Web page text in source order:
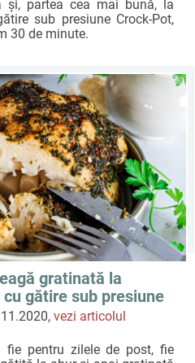
și, partea cea mai bună, la
sub presiune Crock-Pot,
30 de minute.
gratinată la
gătire sub presiune
vezi articolul
fie pentru zilele de post, fie